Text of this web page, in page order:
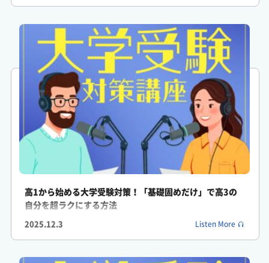
がくしん: どこでボタンの掛け違いが起きているのかが気になり
ふみか: そのギャップの正体は、浪人生が抱える課題のアンケー
ト結果を見ると見えてくるんです。
ふみか: じゃあ、なぜ半数が届かないのか。
がくしん: やっぱり科目の難しさとかですかね。
ふみか: 実は課題の第一位はモチベーションの維持。これがなん
と55.7%を占めているんです。
がくしん: え、モチベーション?勉強そのものじゃなくて。
高1から始める大学受験対策！「基礎固めだけ」で高3の
自分を超ラクにする方法
2025.12.3 Listen More